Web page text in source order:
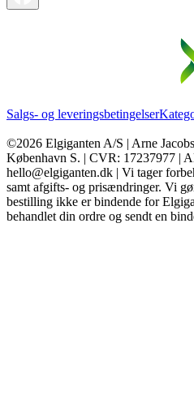
Salgs- og leveringsbetingelser
©2026 Elgiganten A/S | Arne
København S. | CVR: 17237977 |
hello@elgiganten.dk | Vi tager
samt afgifts- og prisændringer. Vi
bestilling ikke er bindende for
behandlet din ordre og sendt en